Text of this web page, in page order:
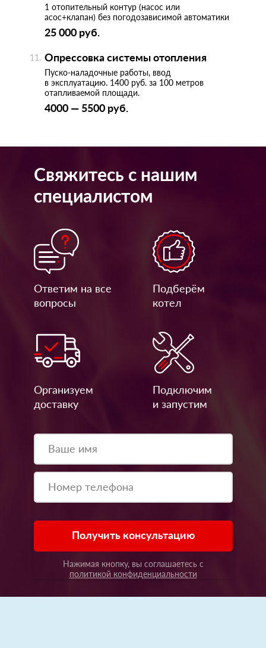
25 000 руб.
1 отопительный контур (насос или
асос+клапан) без погодозависимой автоматики
Опрессовка системы отопления
4000 — 5500 руб.
Пуско-наладочные работы, ввод
в эксплуатацию. 1400 руб. за 100 метров
отапливаемой площади.
Свяжитесь с нашим
специалистом
Ответим на все
вопросы
Подберём
котел
Организуем
доставку
Подключим
и запустим
Получить консультацию
Нажимая кнопку, вы соглашаетесь с
политикой конфиденциальности